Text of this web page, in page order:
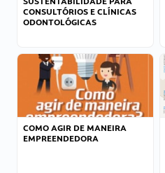
CONSULTÓRIOS E CLÍNICAS
ODONTOLÓGICAS
COMO AGIR DE MANEIRA
EMPREENDEDORA